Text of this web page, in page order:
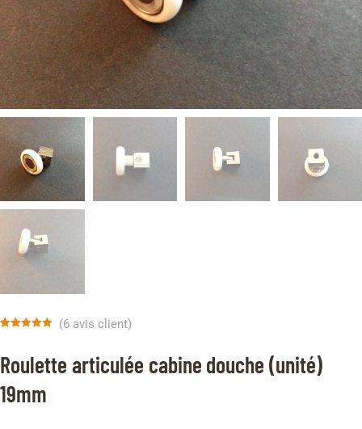
Roulette articulée cabine douche (unité)
19mm
sur
notations
(6avis client)